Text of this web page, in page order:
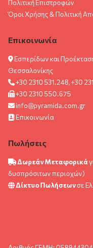
Πολιτική Επιστροφών
Όροι Χρήσης & Πολιτική
Επικοινωνία
Εσπερίδων και
Θεσσαλονίκης
+30 2310 531.248, +30
+30 2310 550.675
info@pyramida.com.gr
Επικοινωνία
Πωλήσεις
Δωρεάν Μεταφορικά
δυσπρόσιτων περιοχών)
Δίκτυο Πωλήσεωνσε